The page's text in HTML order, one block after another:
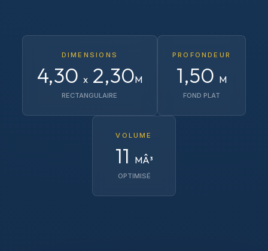
DIMENSIONS
4,30 x2,30M
RECTANGULAIRE
PROFONDEUR
1,50 M
FOND PLAT
VOLUME
11 MÂ³
OPTIMISÉ